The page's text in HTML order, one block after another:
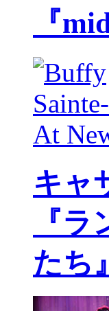
『
キャ
『
たち』